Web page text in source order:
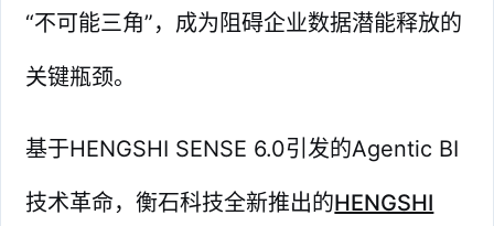
“不可能三角”，成为阻碍企业数据潜能释放的
关键瓶颈。
基于HENGSHI SENSE 6.0引发的Agentic BI
技术革命，衡石科技全新推出的HENGSHI